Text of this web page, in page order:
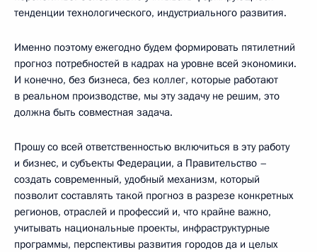
тенденции технологического, индустриального развития.
Именно поэтому ежегодно будем формировать пятилетний
прогноз потребностей в кадрах на уровне всей экономики.
И конечно, без бизнеса, без коллег, которые работают
в реальном производстве, мы эту задачу не решим, это
должна быть совместная задача.
Прошу со всей ответственностью включиться в эту работу
и бизнес, и субъекты Федерации, а Правительство –
создать современный, удобный механизм, который
позволит составлять такой прогноз в разрезе конкретных
регионов, отраслей и профессий и, что крайне важно,
учитывать национальные проекты, инфраструктурные
программы, перспективы развития городов да и целых